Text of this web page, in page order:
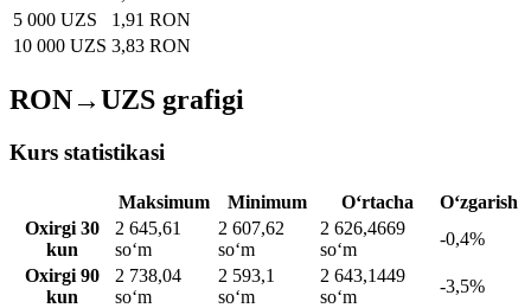
5 000 UZS
1,91 RON
10 000 UZS 3,83 RON
RON→UZS grafigi
Kurs statistikasi
Maksimum Minimum O‘rtacha
O‘zgarish
Oxirgi 30
kun
2 645,61
soʻm
2 607,62
soʻm
2 626,4669
soʻm
-0,4%
Oxirgi 90
kun
2 738,04
soʻm
2 593,1
soʻm
2 643,1449
soʻm
-3,5%